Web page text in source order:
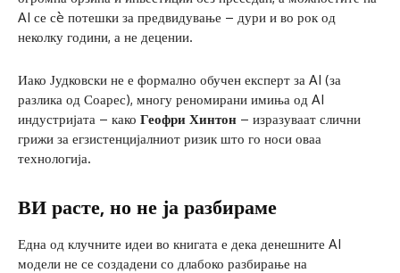
AI се сè потешки за предвидување – дури и во рок од
неколку години, а не децении.
Иако Јудковски не е формално обучен експерт за AI (за
разлика од Соарес), многу реномирани имиња од AI
индустријата – како Геофри Хинтон – изразуваат слични
грижи за егзистенцијалниот ризик што го носи оваа
технологија.
ВИ расте, но не ја разбираме
Една од клучните идеи во книгата е дека денешните AI
модели не се создадени со длабоко разбирање на